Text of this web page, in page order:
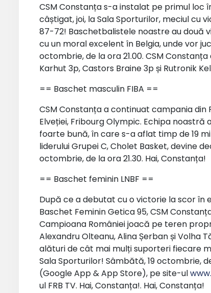
CSM Constanța s-a instalat pe primul loc
câștigat, joi, la Sala Sporturilor, meciul cu
87-72! Baschetbalistele noastre au două
cu un moral excelent în Belgia, unde vor
octombrie, de la ora 21.00. CSM
Karhut 3p, Castors Braine 3p și Rutronik
== Baschet masculin FIBA ==
CSM Constanța a continuat campania din
Elveției, Fribourg Olympic. Echipa
foarte bună, în care s-a aflat timp de 19
liderului Grupei C, Cholet Basket, devine
octombrie, de la ora 21.30. Hai, Constanța!
== Baschet feminin LNBF ==
După ce a debutat cu o victorie la scor în
Baschet Feminin Getica 95, CSM
Campioana României joacă pe teren
Alexandru Olteanu, Alina Șerban și
alături de cât mai mulți suporteri fiecare
Sala Sporturilor! Sâmbătă, 19 octombrie,
(Google App & App Store), pe site-ul
ul FRB TV. Hai, Constanța!. Hai, Constanța!